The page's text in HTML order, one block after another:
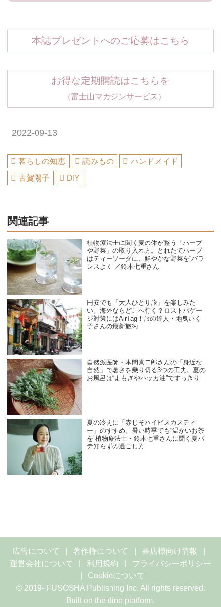
本誌プレゼントへのご応募はこちら
お得な定期購読はこちらを
（富士山マガジンサービス）
2022-09-13
暮らしの知恵 読みもの
ハンドメイド
古賀陽子
DIY
関連記事
植物療法士に聞く夏の体が整う「ハーブ
や野菜」の取り入れ方。とれたてハーブ
はティーソーダに、鮮やかな野菜を“バラ
ンスよく”／鈴木七重さん
円安でも「大人ひとり旅」を楽しみた
い。海外ならどこへ行く？ロストバゲー
ジ対策にはAirTag！旅の達人・地曳いく
子さんの最新旅術
自然派医師・本間真二郎さんの「身近な
自然」で暑さを乗り切る3つの工夫。夏の
お風呂は“よもぎやハッカ油”ですっきり
夏の冷えに「赤じそハイビスカスティ
ー」のすすめ。暑い時季でも“温かいお茶
を”植物療法士・鈴木七重さんに聞く夏バ
テ知らずの過ごし方
広告について 著作権について
書店様向け情報
運営会社について
利用規約
プライバシーポリシー
Cookieについて
© 2019- FUSOSHA Publishing Inc. All rights reserved.
Built on the dino platform.